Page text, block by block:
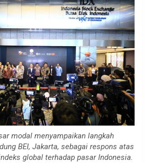
modal menyampaikan langkah
BEI, Jakarta, sebagai respons atas
global terhadap pasar Indonesia.